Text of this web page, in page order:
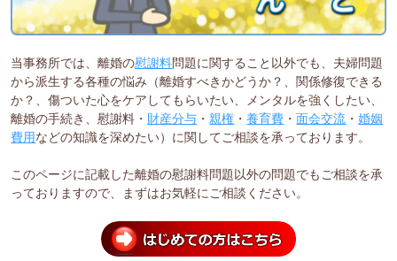
当事務所では、離婚の慰謝料問題に関すること以外でも、夫婦問題
から派生する各種の悩み（離婚すべきかどうか？、関係修復できる
か？、傷ついた心をケアしてもらいたい、メンタルを強くしたい、
離婚の手続き、慰謝料・ 財産分与 ・親権 ・養育費 ・面会交流 ・婚姻
費用などの知識を深めたい）に関してご相談を承っております。
このページに記載した離婚の慰謝料問題以外の問題でもご相談を承
っておりますので、まずはお気軽にご相談ください。